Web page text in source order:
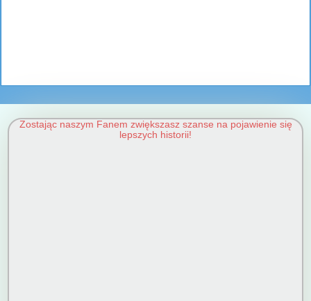
Zostając naszym Fanem zwiększasz szanse na pojawienie się
lepszych historii!